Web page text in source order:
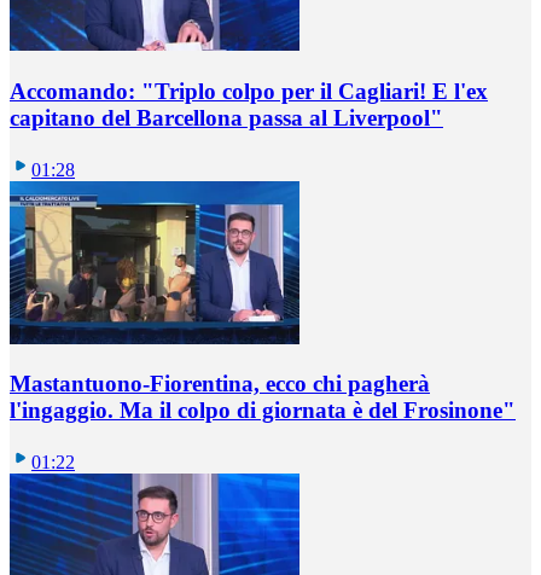
Accomando: "Triplo colpo per il Cagliari! E l'ex
capitano del Barcellona passa al Liverpool"
01:28
Mastantuono-Fiorentina, ecco chi pagherà
l'ingaggio. Ma il colpo di giornata è del Frosinone"
01:22